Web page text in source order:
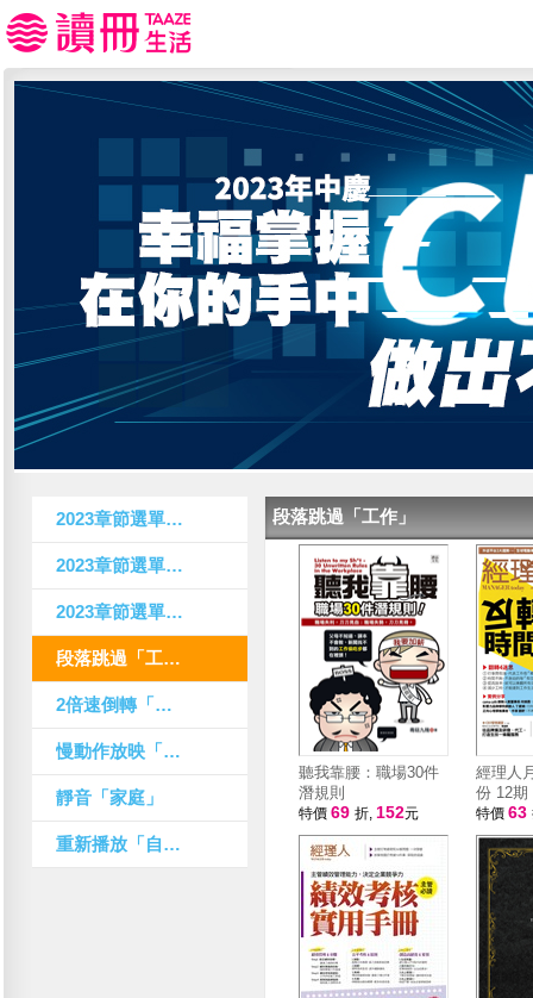
2023章節選單：過去
2023章節選單：現在
2023章節選單：未來
段落跳過「工作」
2倍速倒轉「健康」
慢動作放映「愛情」
靜音「家庭」
重新播放「自我」
段落跳過「工作」
聽我靠腰：職場30件
潛規則
特價 69 折, 152元
經理人
份 12期
特價 63